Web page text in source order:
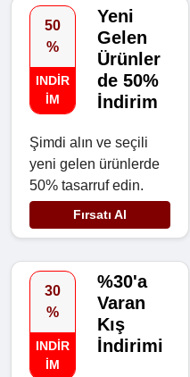
50
%
INDIR
IM
Yeni
Gelen
Ürünler
de 50%
İndirim
Şimdi alın ve seçili
yeni gelen ürünlerde
50% tasarruf edin.
Fırsatı Al
30
%
INDIR
IM
%30'a
Varan
Kış
İndirimi